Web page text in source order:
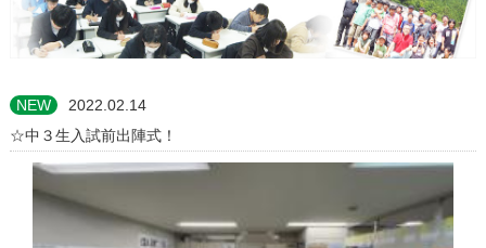
NEW
2022.02.14
☆中３生入試前出陣式！